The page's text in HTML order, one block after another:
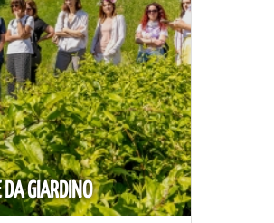
DA GIARDINO